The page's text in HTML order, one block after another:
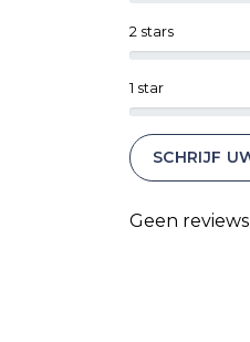
1 star
2 stars
SCHRIJF
Geen